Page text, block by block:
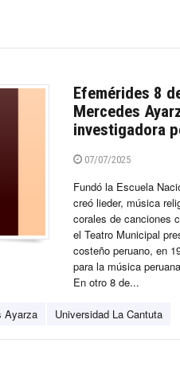
Efemérides 8
Mercedes
investigadora
07/07/2025
Fundó la Escuela
creó lieder, música
corales de canciones
el Teatro Municipal
costeño peruano, en
para la música
En otro 8 de...
Ayarza Universidad La Cantuta